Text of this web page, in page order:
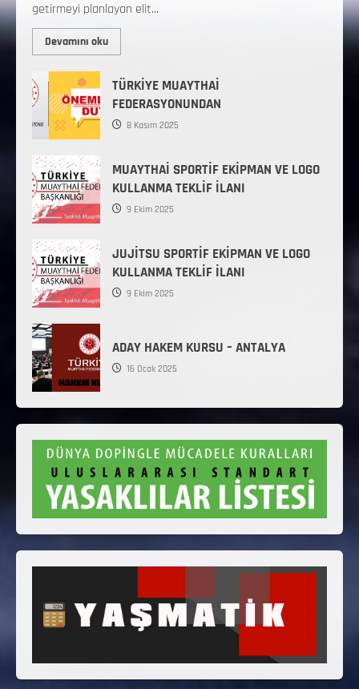
getirmeyi planlayan elit...
Devamını oku
TÜRKİYE MUAYTHAİ
FEDERASYONUNDAN
8 Kasım 2025
MUAYTHAİ SPORTİF EKİPMAN VE LOGO
KULLANMA TEKLİF İLANI
9 Ekim 2025
JUJİTSU SPORTİF EKİPMAN VE LOGO
KULLANMA TEKLİF İLANI
9 Ekim 2025
ADAY HAKEM KURSU – ANTALYA
16 Ocak 2025